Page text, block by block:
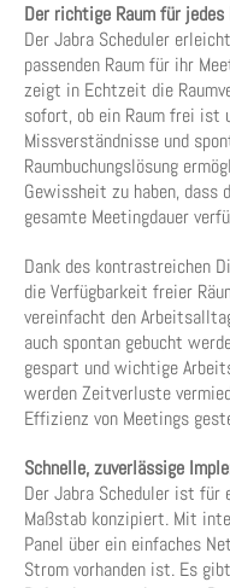
Der richtige Raum für jedes
Der Jabra Scheduler
passenden Raum für ihr
zeigt in Echtzeit die
sofort, ob ein Raum frei ist
Missverständnisse und
Raumbuchungslösung
Gewissheit zu haben,
gesamte Meetingdauer
Dank des kontrastreichen
die Verfügbarkeit freier
vereinfacht den
auch spontan gebucht
gespart und wichtige
werden Zeitverluste
Effizienz von Meetings
Schnelle, zuverlässige
Der Jabra Scheduler ist
Maßstab konzipiert. Mit
Panel über ein einfaches
Strom vorhanden ist. Es